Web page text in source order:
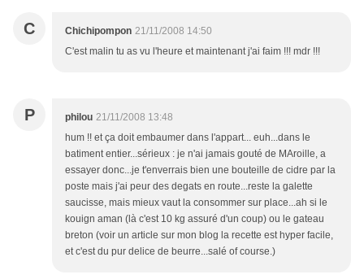
C Chichipompon 21/11/2008 14:50
C'est malin tu as vu l'heure et maintenant j'ai faim !!! mdr !!!
P philou 21/11/2008 13:48
hum !! et ça doit embaumer dans l'appart... euh...dans le
batiment entier...sérieux : je n'ai jamais gouté de MAroille, a
essayer donc...je t'enverrais bien une bouteille de cidre par la
poste mais j'ai peur des degats en route...reste la galette
saucisse, mais mieux vaut la consommer sur place...ah si le
kouign aman (là c'est 10 kg assuré d'un coup) ou le gateau
breton (voir un article sur mon blog la recette est hyper facile,
et c'est du pur delice de beurre...salé of course.)